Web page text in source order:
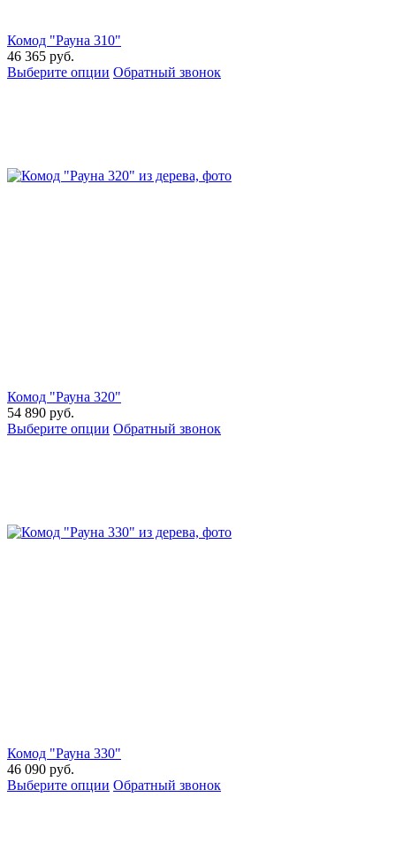
Комод "Рауна 310"
46 365 руб.
Выберите опции Обратный звонок
Комод "Рауна 320"
54 890 руб.
Выберите опции Обратный звонок
Комод "Рауна 330"
46 090 руб.
Выберите опции Обратный звонок